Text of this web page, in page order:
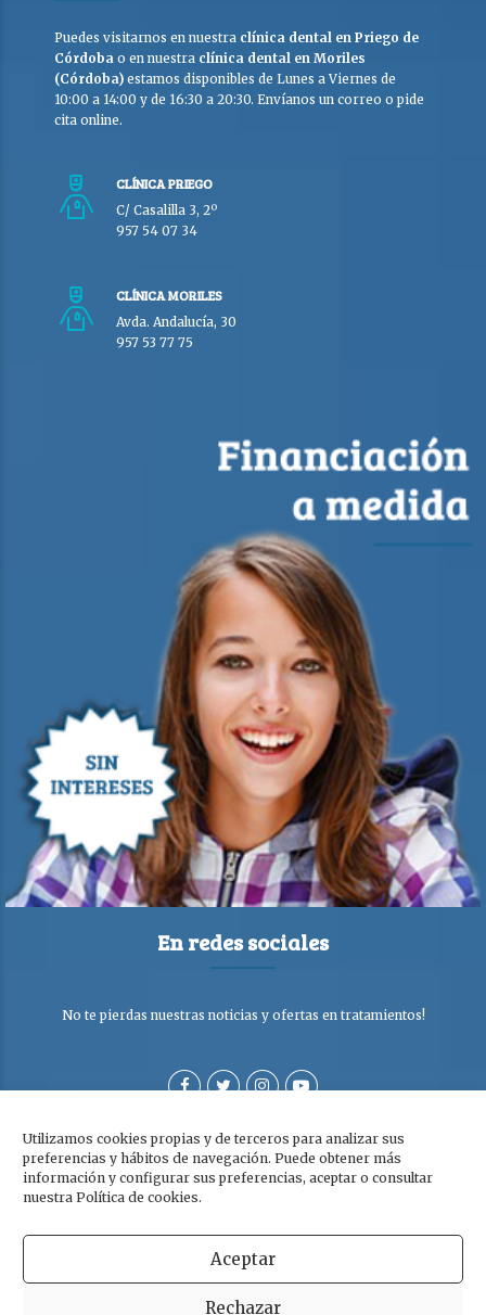
Utilizamos cookies propias y de terceros para analizar sus
preferencias y hábitos de navegación. Puede obtener más
información y configurar sus preferencias, aceptar o consultar
nuestra Política de cookies.
Aceptar
Rechazar
Puedes visitarnos en nuestra clínica dental en Priego de
Córdoba o en nuestra clínica dental en Moriles
(Córdoba) estamos disponibles de Lunes a Viernes de
10:00 a 14:00 y de 16:30 a 20:30. Envíanos un correo o pide
cita online.
CLÍNICA PRIEGO
C/ Casalilla 3, 2º
957 54 07 34
CLÍNICA MORILES
Avda. Andalucía, 30
957 53 77 75
En redes sociales
No te pierdas nuestras noticias y ofertas en tratamientos!